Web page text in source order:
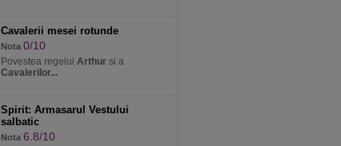
Cavalerii mesei rotunde
Nota 0/10
Povestea regelui Arthur si a
Cavalerilor...
Spirit: Armasarul Vestului
salbatic
Nota 6.8/10